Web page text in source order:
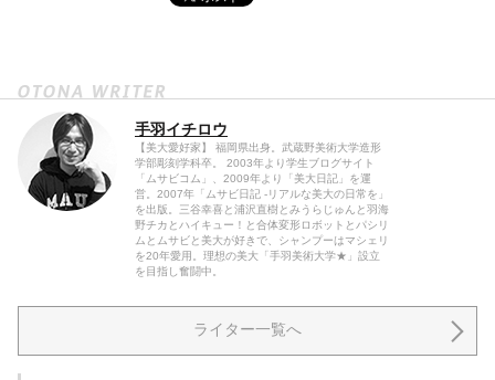
手羽イチロウ
【美大愛好家】 福岡県出身。武蔵野美術大学造形
学部彫刻学科卒。 2003年より学生ブログサイト
「ムサビコム」、2009年より「美大日記」を運
営。2007年「ムサビ日記 -リアルな美大の日常を」
を出版。三谷幸喜と浦沢直樹とみうらじゅんと羽海
野チカとハイキュー！と合体変形ロボットとパシリ
ムとムサビと美大が好きで、シャンプーはマシェリ
を20年愛用。理想の美大「手羽美術大学★」設立
を目指し奮闘中。
ライター一覧へ